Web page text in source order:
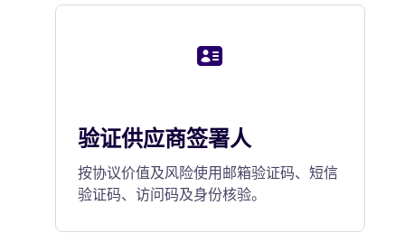
验证供应商签署人
按协议价值及风险使用邮箱验证码、短信
验证码、访问码及身份核验。